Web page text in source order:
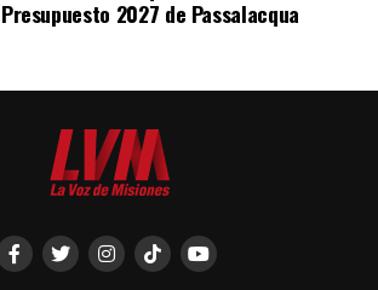
Presupuesto 2027 de Passalacqua